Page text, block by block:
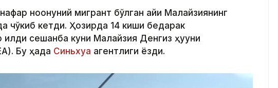
ноқонуний мигрант бўлган қайиқ Малайзиянинг
чўкиб кетди. Ҳозирда 14 киши бедарак
сешанба куни Малайзия Денгиз ҳуқуқни
Бу ҳақда Синьхуа агентлиги ёзди.